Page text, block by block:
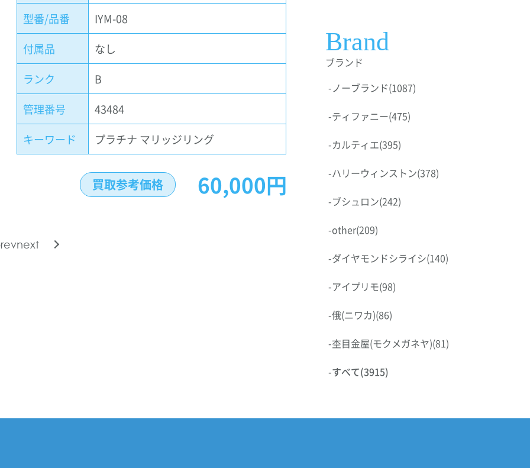
型番/品番
IYM-08
付属品
なし
ランク
B
管理番号
43484
キーワード
プラチナ マリッジリング
買取参考価格 60,000円
next
Brand
ブランド
-ノーブランド(1087)
-ティファニー(475)
-カルティエ(395)
-ハリーウィンストン(378)
-ブシュロン(242)
-other(209)
-ダイヤモンドシライシ(140)
-アイプリモ(98)
-俄(ニワカ)(86)
-杢目金屋(モクメガネヤ)(81)
-すべて(3915)